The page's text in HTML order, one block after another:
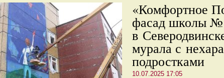
«Комфортное
фасад школы №
в
мурала с
подростками
10.07.2025 17:05